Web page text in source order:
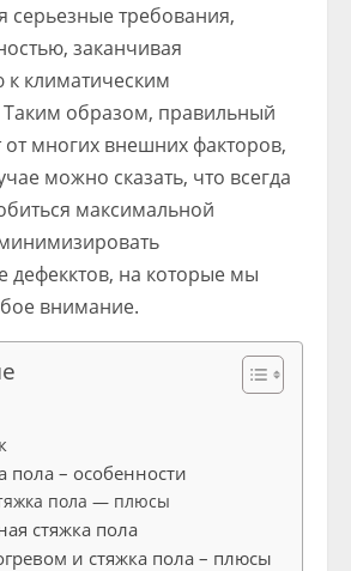
серьезные требования,
заканчивая
к климатическим
Таким образом, правильный
от многих внешних факторов,
можно сказать, что всегда
максимальной
дефекктов, на которые мы
внимание.
пола – особенности
пола — плюсы
стяжка пола
и стяжка пола – плюсы